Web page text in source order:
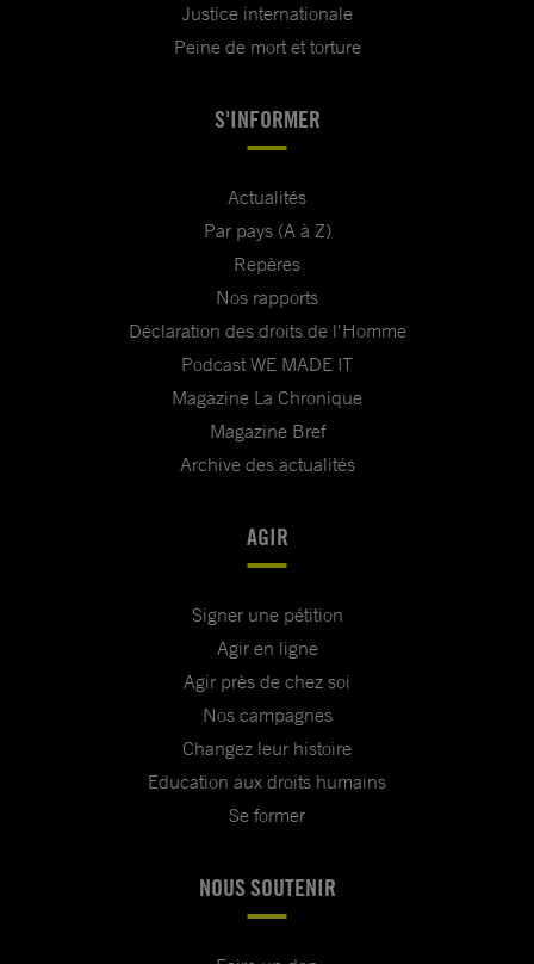
Justice internationale
Peine de mort et torture
S'INFORMER
Actualités
Par pays (A à Z)
Repères
Nos rapports
Déclaration des droits de l'Homme
Podcast WE MADE IT
Magazine La Chronique
Magazine Bref
Archive des actualités
AGIR
Signer une pétition
Agir en ligne
Agir près de chez soi
Nos campagnes
Changez leur histoire
Education aux droits humains
Se former
NOUS SOUTENIR